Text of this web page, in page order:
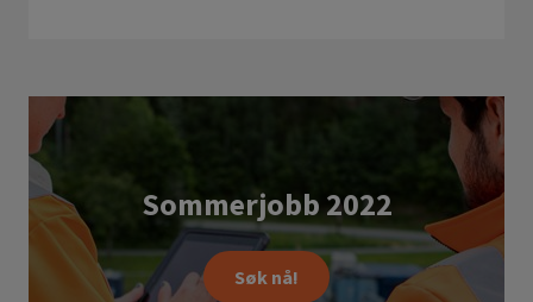
Sommerjobb 2022
Søk nå!